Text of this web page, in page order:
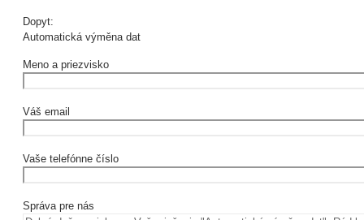
Dopyt:
Automatická výměna dat
Meno a priezvisko
Váš email
Vaše telefónne číslo
Správa pre nás